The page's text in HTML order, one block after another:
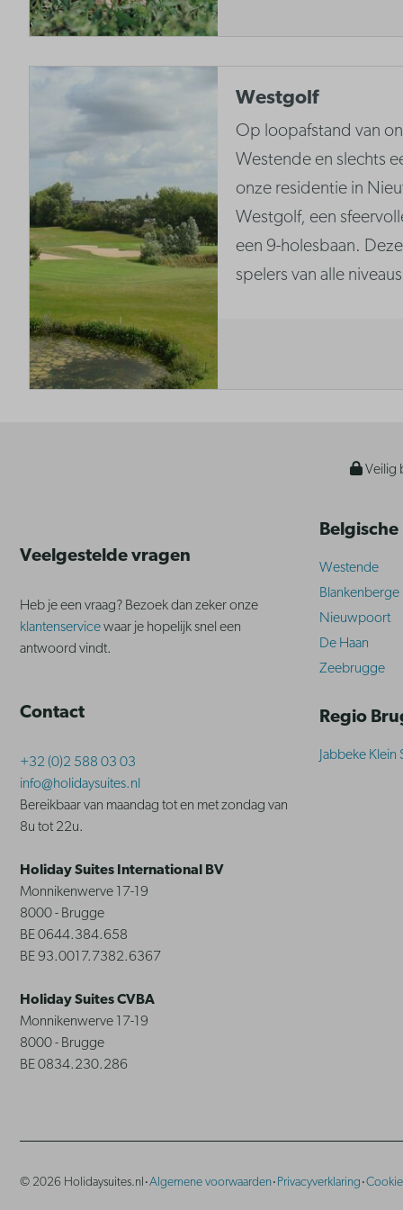
Westgolf
Op loopafstand van
Westende en slechts
onze residentie in
Westgolf, een
een 9-holesbaan.
spelers van alle
Veilig
Veelgestelde vragen
Heb je een vraag? Bezoek dan zeker onze
klantenservicewaar je hopelijk snel een
antwoord vindt.
Contact
+32 (0)2 588 03 03
info@holidaysuites.nl
Bereikbaar van maandag tot en met zondag van
8u tot 22u.
Holiday Suites International BV
Monnikenwerve 17-19
8000 - Brugge
BE 0644.384.658
BE 93.0017.7382.6367
Holiday Suites CVBA
Monnikenwerve 17-19
8000 - Brugge
BE 0834.230.286
Belgische
Westende
Blankenberge
Nieuwpoort
De Haan
Zeebrugge
Regio
Jabbeke Klein
© 2026 Holidaysuites.nl ·Algemene voorwaarden· Privacyverklaring ·